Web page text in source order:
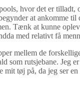
hvor det er tilladt,
at ankomme til
Tænk at kunne
med relativt få
mellem de
som rutsjebane. Jeg
mit tøj på, da jeg ser